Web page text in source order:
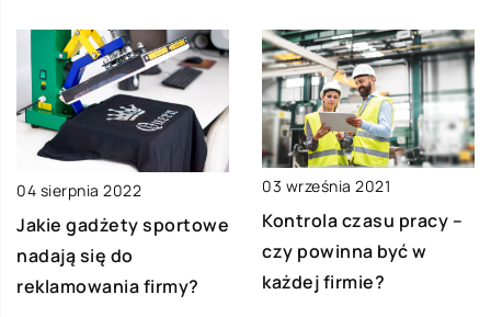
04 sierpnia 2022
Jakie gadżety sportowe
nadają się do
reklamowania firmy?
03 września 2021
Kontrola czasu pracy –
czy powinna być w
każdej firmie?